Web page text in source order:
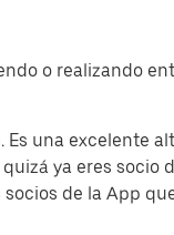
o realizando
una excelente
ya eres socio
de la App